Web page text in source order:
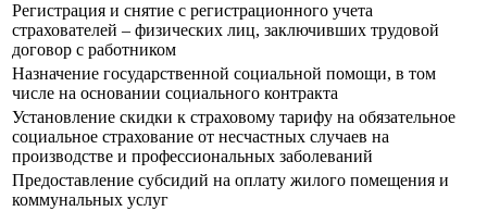
Регистрация и снятие с регистрационного учета
страхователей – физических лиц, заключивших трудовой
договор с работником
Назначение государственной социальной помощи, в том
числе на основании социального контракта
Установление скидки к страховому тарифу на обязательное
социальное страхование от несчастных случаев на
производстве и профессиональных заболеваний
Предоставление субсидий на оплату жилого помещения и
коммунальных услуг